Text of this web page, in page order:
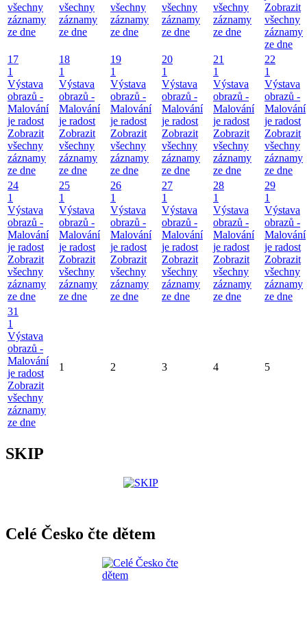
všechny
záznamy
ze dne
všechny
záznamy
ze dne
všechny
záznamy
ze dne
všechny
záznamy
ze dne
všechny
záznamy
ze dne
Zobrazit
všechny
záznamy
ze dne
17
1
Výstava
obrazů -
Malování
je radost
Zobrazit
všechny
záznamy
ze dne
18
1
Výstava
obrazů -
Malování
je radost
Zobrazit
všechny
záznamy
ze dne
19
1
Výstava
obrazů -
Malování
je radost
Zobrazit
všechny
záznamy
ze dne
20
1
Výstava
obrazů -
Malování
je radost
Zobrazit
všechny
záznamy
ze dne
21
1
Výstava
obrazů -
Malování
je radost
Zobrazit
všechny
záznamy
ze dne
22
1
Výstava
obrazů -
Malování
je radost
Zobrazit
všechny
záznamy
ze dne
24
1
Výstava
obrazů -
Malování
je radost
Zobrazit
všechny
záznamy
ze dne
25
1
Výstava
obrazů -
Malování
je radost
Zobrazit
všechny
záznamy
ze dne
26
1
Výstava
obrazů -
Malování
je radost
Zobrazit
všechny
záznamy
ze dne
27
1
Výstava
obrazů -
Malování
je radost
Zobrazit
všechny
záznamy
ze dne
28
1
Výstava
obrazů -
Malování
je radost
Zobrazit
všechny
záznamy
ze dne
29
1
Výstava
obrazů -
Malování
je radost
Zobrazit
všechny
záznamy
ze dne
31
1
Výstava
obrazů -
Malování
je radost
Zobrazit
všechny
záznamy
ze dne
1 2 3 4 5
SKIP
Celé Česko čte dětem